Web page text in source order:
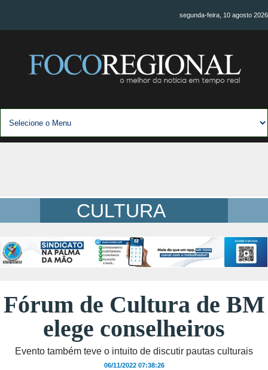
segunda-feira, 10 agosto 2026
CULTURA
Fórum de Cultura de BM
elege conselheiros
Evento também teve o intuito de discutir pautas culturais
06/11/2022 07:38:26